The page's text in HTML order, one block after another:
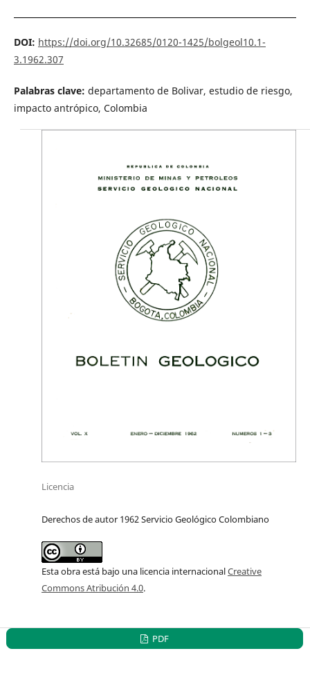
DOI: https://doi.org/10.32685/0120-1425/bolgeol10.1-
3.1962.307
Palabras clave: departamento de Bolivar, estudio de riesgo,
impacto antrópico, Colombia
Licencia
Derechos de autor 1962 Servicio Geológico Colombiano
Esta obra está bajo una licencia internacionalCreative
Commons Atribución 4.0.
PDF